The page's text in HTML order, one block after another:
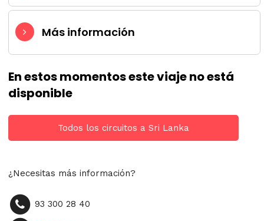
Más información
En estos momentos este viaje no está
disponible
Todos los circuitos a Sri Lanka
¿Necesitas más información?
93 300 28 40